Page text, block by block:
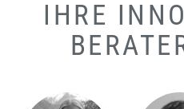
IHRE